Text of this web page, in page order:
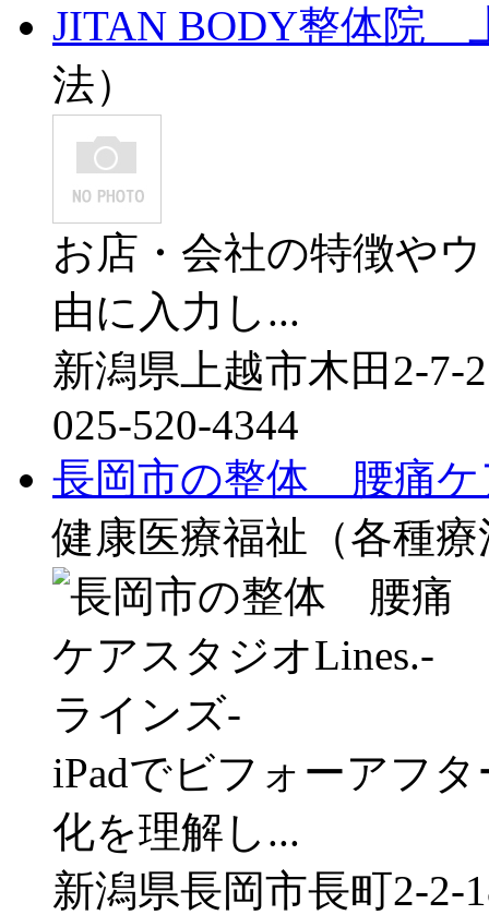
JITAN BODY整体院
法）
お店・会社の特徴や
由に入力し...
新潟県上越市木田2-7-
025-520-4344
長岡市の整体 腰痛ケ
健康医療福祉（各種療
iPadでビフォーアフ
化を理解し...
新潟県長岡市長町2-2-